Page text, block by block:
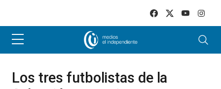
Los tres futbolistas de la